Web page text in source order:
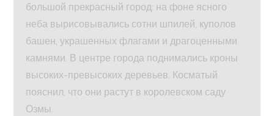
большой прекрасный город: на фоне ясного
неба вырисовывались сотни шпилей, куполов
башен, украшенных флагами и драгоценными
камнями. В центре города поднимались кроны
высоких-превысоких деревьев. Косматый
пояснил, что они растут в королевском саду
Озмы.